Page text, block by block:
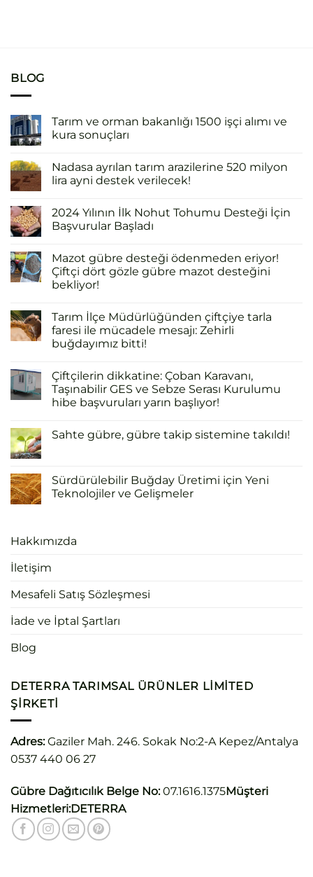
BLOG
Tarım ve orman bakanlığı 1500 işçi alımı ve
kura sonuçları
Nadasa ayrılan tarım arazilerine 520 milyon
lira ayni destek verilecek!
2024 Yılının İlk Nohut Tohumu Desteği İçin
Başvurular Başladı
Mazot gübre desteği ödenmeden eriyor!
Çiftçi dört gözle gübre mazot desteğini
bekliyor!
Tarım İlçe Müdürlüğünden çiftçiye tarla
faresi ile mücadele mesajı: Zehirli
buğdayımız bitti!
Çiftçilerin dikkatine: Çoban Karavanı,
Taşınabilir GES ve Sebze Serası Kurulumu
hibe başvuruları yarın başlıyor!
Sahte gübre, gübre takip sistemine takıldı!
Sürdürülebilir Buğday Üretimi için Yeni
Teknolojiler ve Gelişmeler
Hakkımızda
İletişim
Mesafeli Satış Sözleşmesi
İade ve İptal Şartları
Blog
DETERRA TARIMSAL ÜRÜNLER LIMITED
ŞIRKETI
Adres:Gaziler Mah. 246. Sokak No:2-A Kepez/Antalya
0537 440 06 27
Gübre Dağıtıcılık Belge No:07.1616.1375Müşteri
Hizmetleri:DETERRA